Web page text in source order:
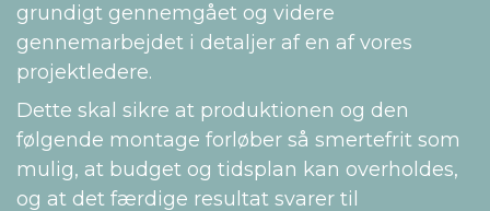
grundigt gennemgået og videre
gennemarbejdet i detaljer af en af vores
projektledere.
Dette skal sikre at produktionen og den
følgende montage forløber så smertefrit som
mulig, at budget og tidsplan kan overholdes,
og at det færdige resultat svarer til